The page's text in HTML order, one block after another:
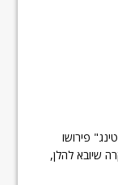
פירושו
שיובא להלן,